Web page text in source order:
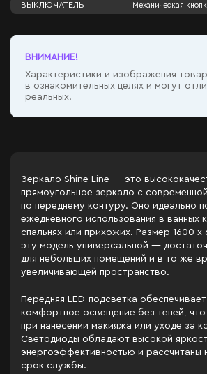
ВЫКЛЮЧАТЕЛЬ Механическая
ВНИМАНИЕ!
Характеристики и изображения
в ознакомительных целях и могут
реальных.
Зеркало Shine Line — это
прямоугольное зеркало с
по переднему контуру. Оно идеально
ежедневного использования в ванных
спальнях или прихожих. Размер 1600
эту модель универсальной —
для небольших помещений и в то же
увеличивающей пространство.
Передняя LED-подсветка
комфортное освещение без теней,
при нанесении макияжа или уходе за
Светодиоды обладают высокой
энергоэффективностью и рассчитаны
срок службы.